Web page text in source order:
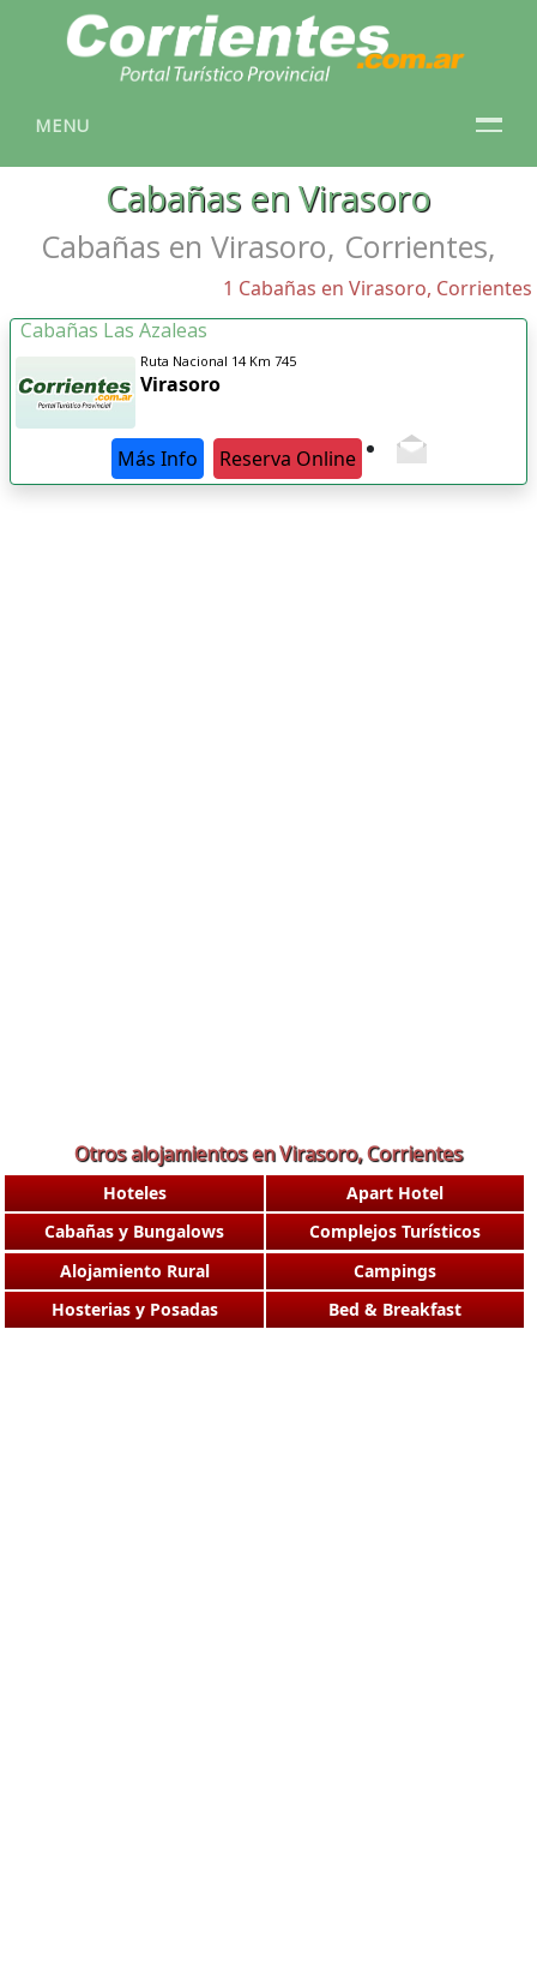
MENU
Cabañas en Virasoro
Cabañas en Virasoro, Corrientes,
1 Cabañas en Virasoro, Corrientes
Cabañas Las Azaleas
Ruta Nacional 14 Km 745
Virasoro
Más Info Reserva Online
Otros alojamientos en Virasoro, Corrientes
Hoteles
Apart Hotel
Cabañas y Bungalows
Complejos Turísticos
Alojamiento Rural
Campings
Hosterias y Posadas
Bed & Breakfast